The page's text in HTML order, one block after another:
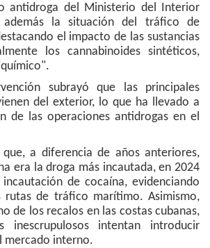
antidroga del Ministerio del Interior
además la situación del tráfico de
el impacto de las sustancias
los cannabinoides sintéticos,
subrayó que las principales
del exterior, lo que ha llevado a
de las operaciones antidrogas en el
a diferencia de años anteriores,
era la droga más incautada, en 2024
de cocaína, evidenciando
rutas de tráfico marítimo. Asimismo,
de los recalos en las costas cubanas,
inescrupulosos intentan introducir
mercado interno.